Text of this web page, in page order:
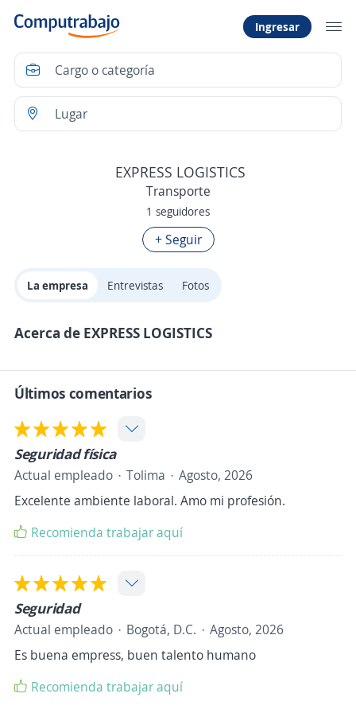
Ingresar
EXPRESS LOGISTICS
Transporte
1 seguidores
+ Seguir
La empresa Entrevistas Fotos
Acerca de EXPRESS LOGISTICS
Últimos comentarios
Seguridad física
Actual empleado Tolima
Agosto, 2026
Excelente ambiente laboral. Amo mi profesión.
Recomienda trabajar aquí
Seguridad
Actual empleado Bogotá, D.C.
Agosto, 2026
Es buena empress, buen talento humano
Recomienda trabajar aquí